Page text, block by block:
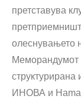
претставува
олеснувањето
Меморандумот
структурирана
ИНОВА и